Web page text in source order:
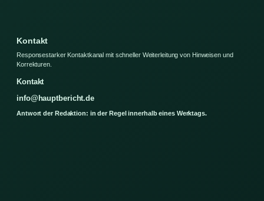
Kontakt
Responsestarker Kontaktkanal mit schneller Weiterleitung von Hinweisen und
Korrekturen.
Kontakt
info@hauptbericht.de
Antwort der Redaktion: in der Regel innerhalb eines Werktags.